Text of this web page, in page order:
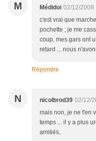
M Médidoi 02/12/2008
c'est vrai que
pochette ; je me
coup, mes gars ont
retard ... nous
Répondre
N nicolbrod39 02/12/
mais non, je ne t'en
temps ... il y a plus
amitiés,